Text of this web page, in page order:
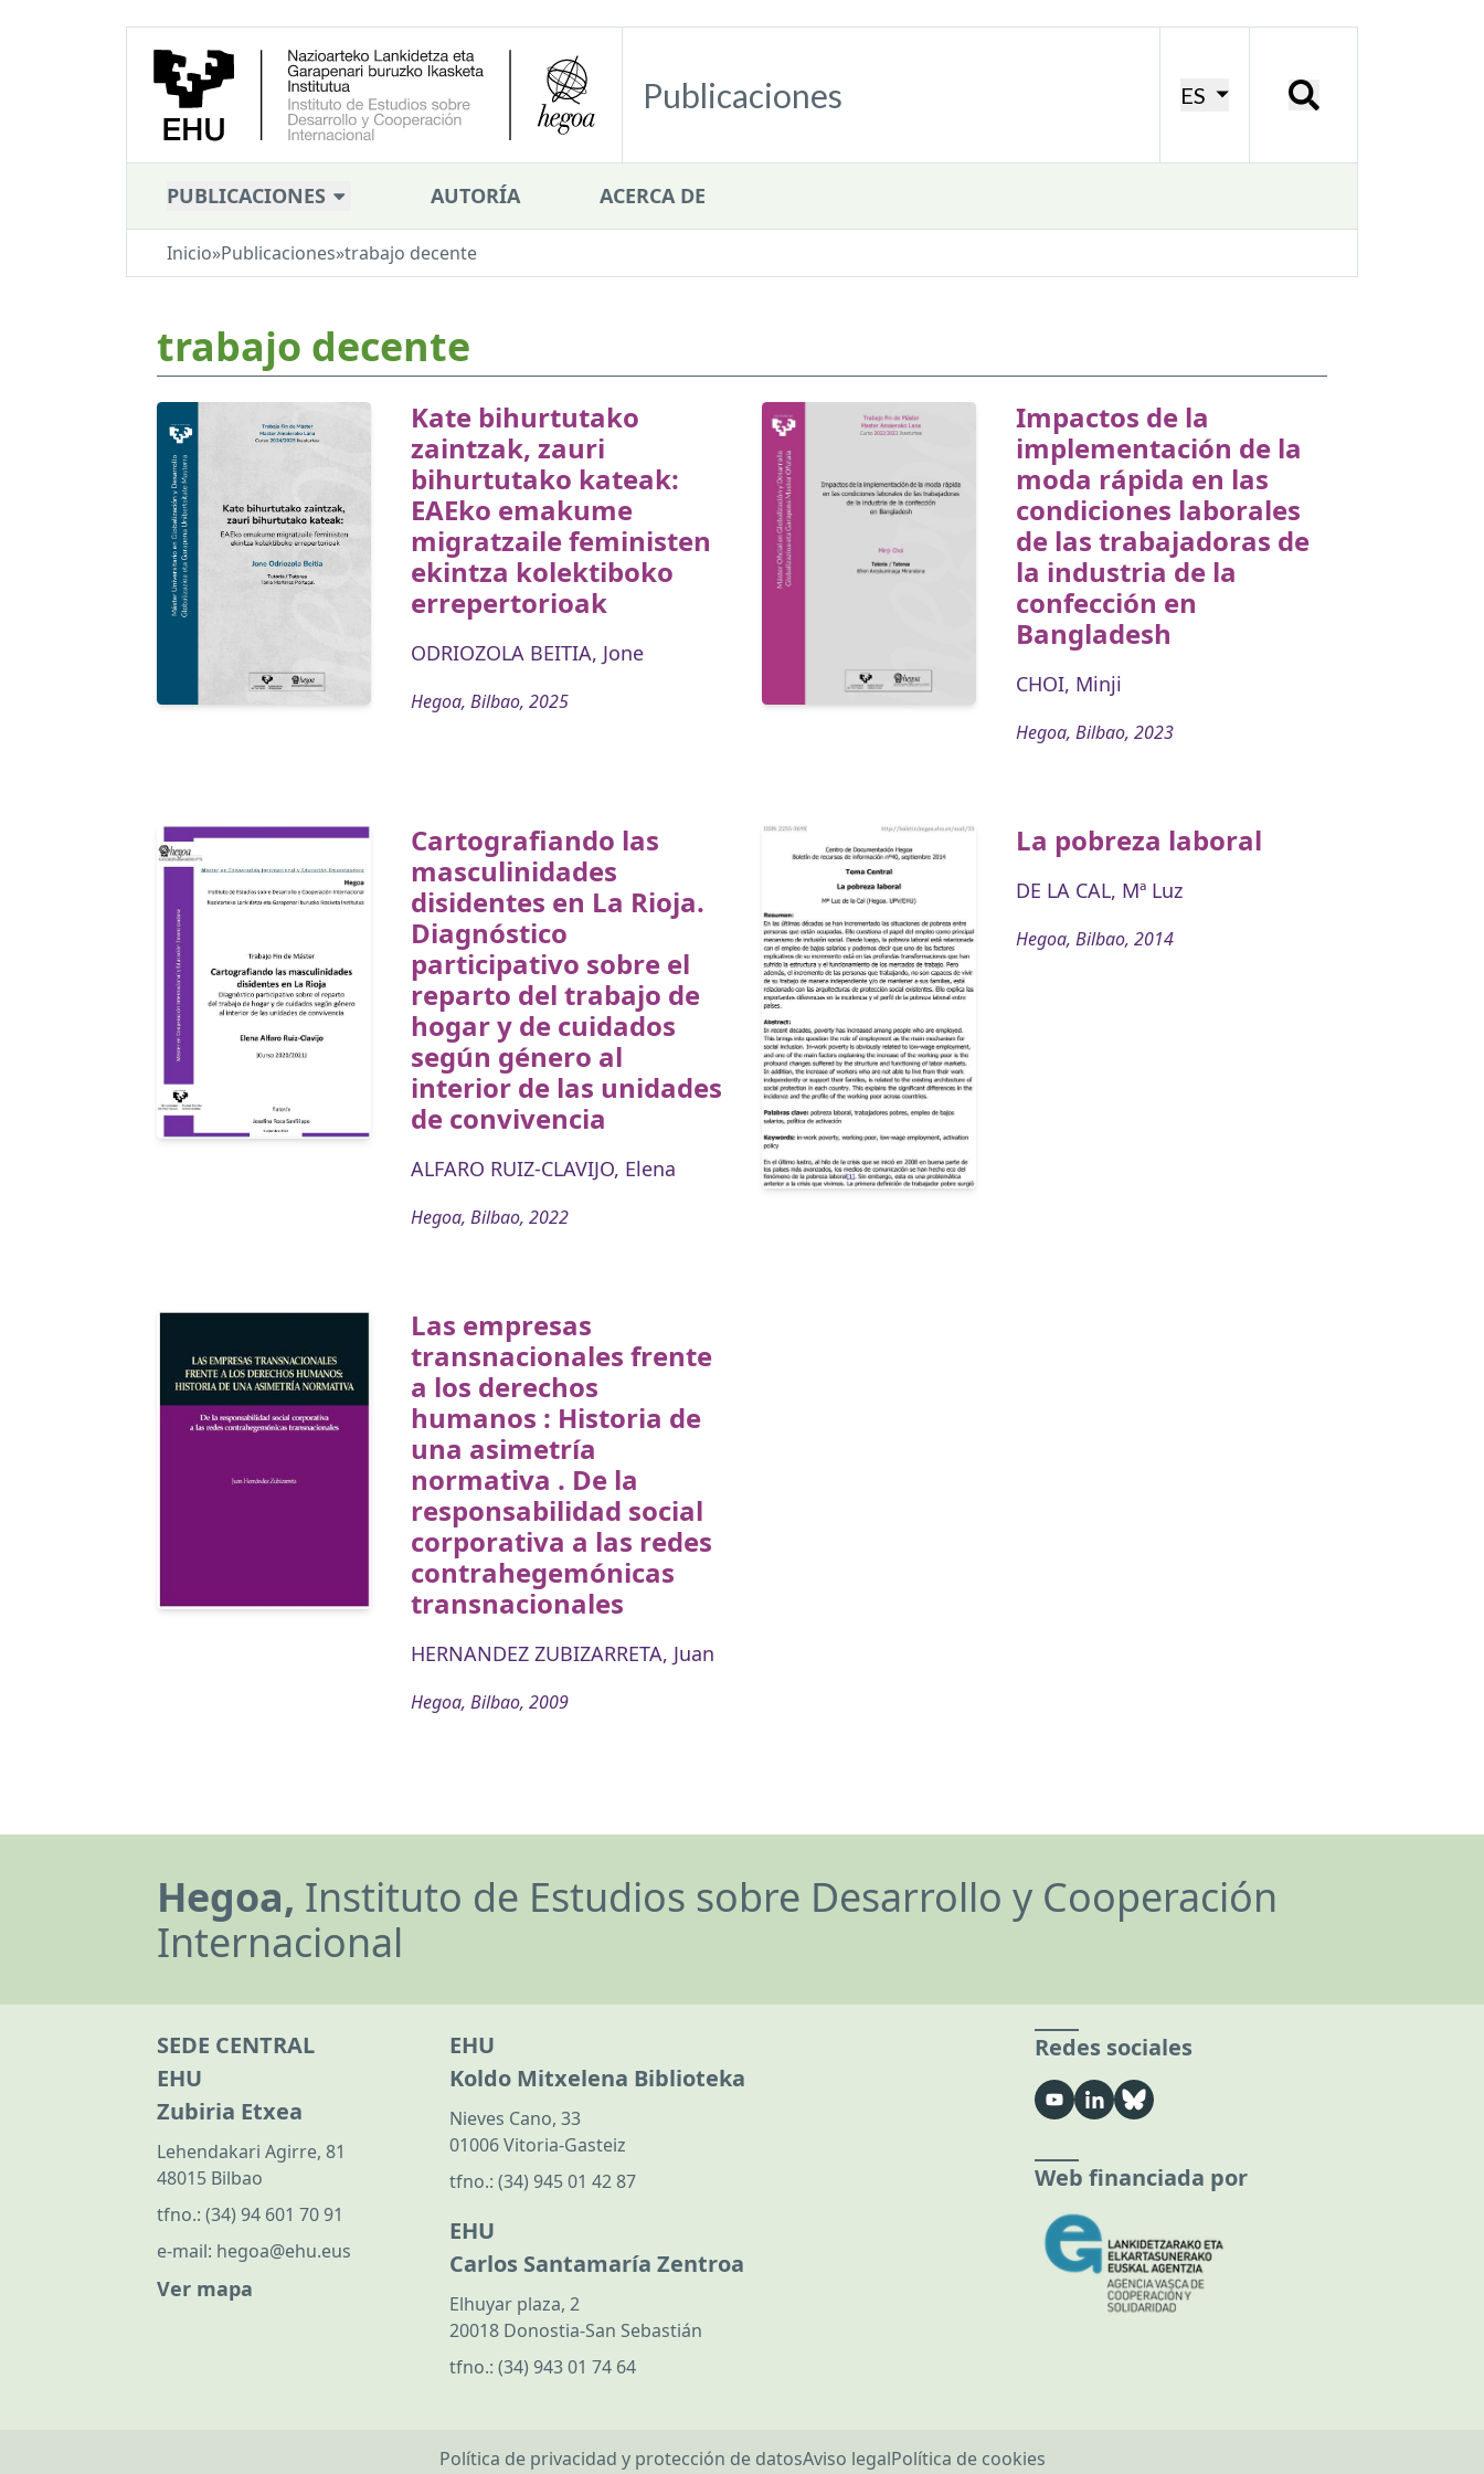
Publicaciones ES
PUBLICACIONES AUTORÍA ACERCA DE
Inicio»Publicaciones»trabajo decente
trabajo decente
Kate bihurtutako
zaintzak, zauri
bihurtutako kateak:
EAEko emakume
migratzaile feministen
ekintza kolektiboko
errepertorioak
ODRIOZOLA BEITIA, Jone
Hegoa, Bilbao, 2025
Impactos de la
implementación de la
moda rápida en las
condiciones laborales
de las trabajadoras de
la industria de la
confección en
Bangladesh
CHOI, Minji
Hegoa, Bilbao, 2023
Cartografiando las
masculinidades
disidentes en La Rioja.
Diagnóstico
participativo sobre el
reparto del trabajo de
hogar y de cuidados
según género al
interior de las unidades
de convivencia
ALFARO RUIZ-CLAVIJO, Elena
Hegoa, Bilbao, 2022
La pobreza laboral
DE LA CAL, Mª Luz
Hegoa, Bilbao, 2014
Las empresas
transnacionales frente
a los derechos
humanos : Historia de
una asimetría
normativa . De la
responsabilidad social
corporativa a las redes
contrahegemónicas
transnacionales
HERNANDEZ ZUBIZARRETA, Juan
Hegoa, Bilbao, 2009
Hegoa, Instituto de Estudios sobre Desarrollo y Cooperación
Internacional
SEDE CENTRAL
EHU
Zubiria Etxea
Lehendakari Agirre, 81
48015 Bilbao
tfno.: (34) 94 601 70 91
e-mail: hegoa@ehu.eus
Ver mapa
EHU
Koldo Mitxelena Biblioteka
Nieves Cano, 33
01006 Vitoria-Gasteiz
tfno.: (34) 945 01 42 87
EHU
Carlos Santamaría Zentroa
Elhuyar plaza, 2
20018 Donostia-San Sebastián
tfno.: (34) 943 01 74 64
Redes sociales
Web financiada por
Política de privacidad y protección de datosAviso legalPolítica de cookies